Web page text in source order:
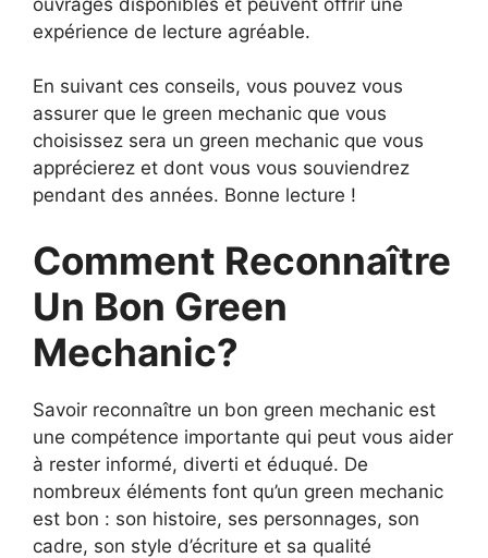
expérience de lecture agréable.
En suivant ces conseils, vous pouvez vous
assurer que le green mechanic que vous
choisissez sera un green mechanic que vous
apprécierez et dont vous vous souviendrez
pendant des années. Bonne lecture !
Comment Reconnaître
Un Bon Green
Mechanic?
Savoir reconnaître un bon green mechanic est
une compétence importante qui peut vous aider
à rester informé, diverti et éduqué. De
nombreux éléments font qu’un green mechanic
est bon : son histoire, ses personnages, son
cadre, son style d’écriture et sa qualité